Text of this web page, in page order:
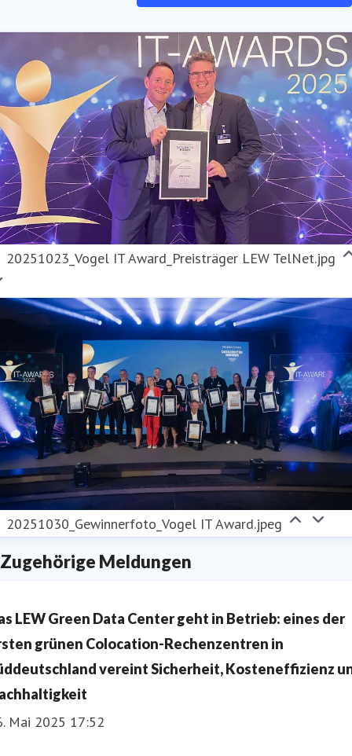
20251023_Vogel IT Award_Preisträger LEW TelNet.jpg
20251030_Gewinnerfoto_Vogel IT Award.jpeg
Zugehörige Meldungen
LEW Green Data Center geht in Betrieb: eines der
grünen Colocation-Rechenzentren in
vereint Sicherheit, Kosteneffizienz
Mai 2025 17:52